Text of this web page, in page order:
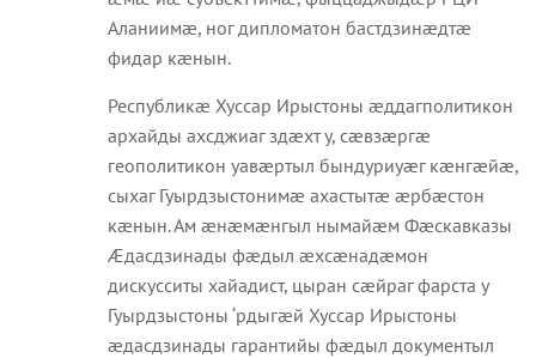
Аланиимæ, ног дипломатон бастдзинæдтæ
фидар кæнын.
Республикæ Хуссар Ирыстоны æддагполитикон
архайды ахсджиаг здæхт у, сæвзæргæ
геополитикон уавæртыл бындуриуæг кæнгæйæ,
сыхаг Гуырдзыстонимæ ахастытæ æрбæстон
кæнын. Ам æнæмæнгыл нымайæм Фæскавказы
Æдасдзинады фæдыл æхсæнадæмон
дискусситы хайадист, цыран сæйраг фарста у
Гуырдзыстоны ‘рдыгæй Хуссар Ирыстоны
æдасдзинады гарантийы фæдыл документыл